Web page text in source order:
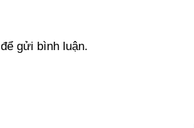
để gửi bình luận.